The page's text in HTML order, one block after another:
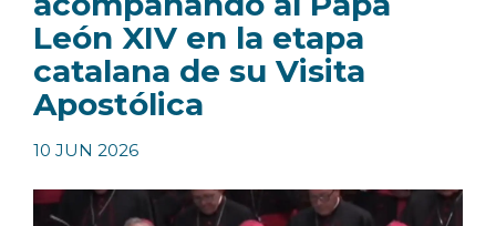
León XIV en la etapa
catalana de su Visita
Apostólica
10 JUN 2026